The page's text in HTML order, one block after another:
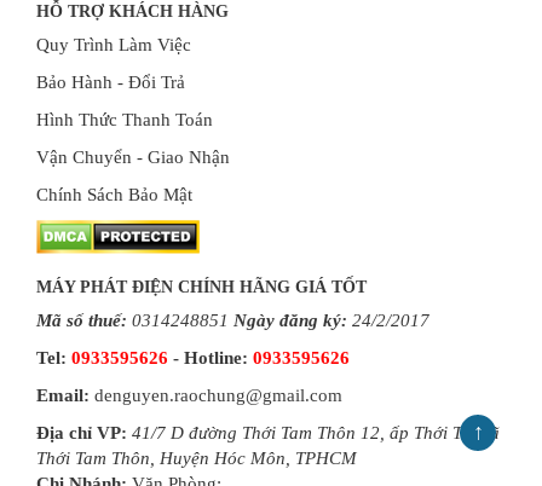
HỖ TRỢ KHÁCH HÀNG
Quy Trình Làm Việc
Bảo Hành - Đổi Trả
Hình Thức Thanh Toán
Vận Chuyển - Giao Nhận
Chính Sách Bảo Mật
MÁY PHÁT ĐIỆN CHÍNH HÃNG GIÁ TỐT
Mã số thuế: 0314248851 Ngày đăng ký: 24/2/2017
Tel: 0933595626 - Hotline: 0933595626
Email: denguyen.raochung@gmail.com
Địa chỉ VP: 41/7 D đường Thới Tam Thôn 12, ấp Thới Tứ, xã
Thới Tam Thôn, Huyện Hóc Môn, TPHCM
↑